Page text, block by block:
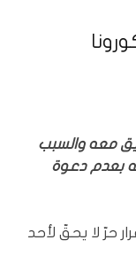
معه والسبب
بعدم دعوة
حرّ لا يحقّ لأحد